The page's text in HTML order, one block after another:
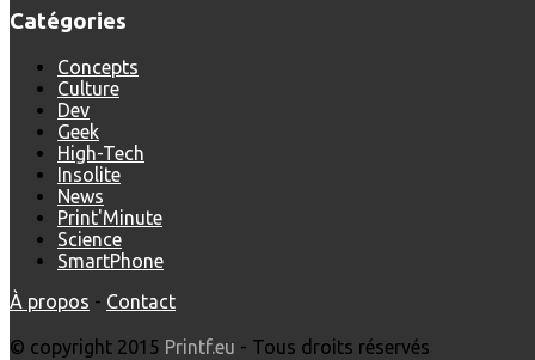
Catégories
Concepts
Culture
Dev
Geek
High-Tech
Insolite
News
Print'Minute
Science
SmartPhone
À propos - Contact
© copyright 2015 Printf.eu - Tous droits réservés